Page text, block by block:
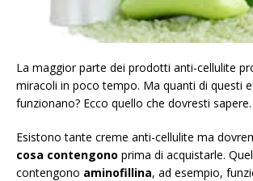
La maggior parte dei prodotti anti-cellulite
miracoli in poco tempo. Ma quanti di questi
funzionano? Ecco quello che dovresti sapere.
Esistono tante creme anti-cellulite ma
cosa contengono prima di acquistarle.
contengono aminofillina, ad esempio,